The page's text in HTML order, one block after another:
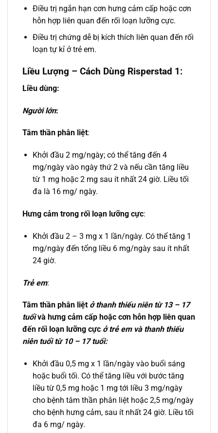
Điều trị ngắn hạn cơn hưng cảm cấp hoặc cơn
hỗn hợp liên quan đến rối loạn lưỡng cực.
Điều trị chứng dễ bị kích thích liên quan đến rối
loạn tự kỉ ở trẻ em.
Liều Lượng – Cách Dùng Risperstad 1:
Liều dùng:
Người lớn:
Tâm thần phân liệt:
Khởi đầu 2 mg/ngày; có thể tăng đến 4
mg/ngày vào ngày thứ 2 và nếu cần tăng liều
từ 1 mg hoặc 2 mg sau ít nhất 24 giờ. Liều tối
đa là 16 mg/ ngày.
Hưng cảm trong rối loạn lưỡng cực:
Khởi đầu 2 – 3 mg x 1 lần/ngày. Có thể tăng 1
mg/ngày đến tổng liều 6 mg/ngày sau ít nhất
24 giờ.
Trẻ em:
Tâm thần phân liệt ở thanh thiếu niên từ 13 – 17
tuổivà hưng cảm cấp hoặc cơn hỗn hợp liên quan
đến rối loạn lưỡng cực ở trẻ em và thanh thiếu
niên tuổi từ 10 – 17 tuổi:
Khởi đầu 0,5 mg x 1 lần/ngày vào buổi sáng
hoặc buổi tối. Có thể tăng liều với bước tăng
liều từ 0,5 mg hoặc 1 mg tới liều 3 mg/ngày
cho bệnh tâm thần phân liệt hoặc 2,5 mg/ngày
cho bệnh hưng cảm, sau ít nhất 24 giờ. Liều tối
đa 6 mg/ ngày.